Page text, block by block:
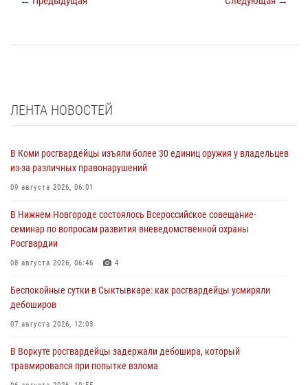
ЛЕНТА НОВОСТЕЙ
В Коми росгвардейцы изъяли более 30 единиц оружия у владельцев
из-за различных правонарушений
09 августа 2026, 06:01
В Нижнем Новгороде состоялось Всероссийское совещание-
семинар по вопросам развития вневедомственной охраны
Росгвардии
08 августа 2026, 06:46 4
Беспокойные сутки в Сыктывкаре: как росгвардейцы усмиряли
дебоширов
07 августа 2026, 12:03
В Воркуте росгвардейцы задержали дебошира, который
травмировался при попытке взлома